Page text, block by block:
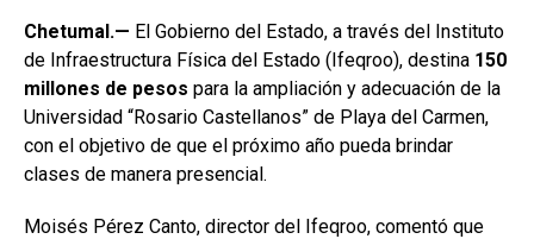
Chetumal.— El Gobierno del Estado, a través del Instituto
de Infraestructura Física del Estado (Ifeqroo), destina 150
millones de pesos para la ampliación y adecuación de la
Universidad “Rosario Castellanos” de Playa del Carmen,
con el objetivo de que el próximo año pueda brindar
clases de manera presencial.
Moisés Pérez Canto, director del Ifeqroo, comentó que